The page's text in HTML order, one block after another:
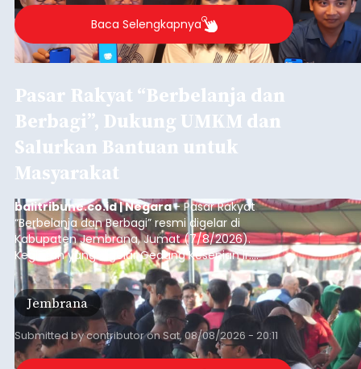
Baca Selengkapnya
Pasar Rakyat “Berbelanja dan
Berbagi”, Dukung UMKM dan
Salurkan Bantuan untuk
Masyarakat
balitribune.co.id | Negara- Pasar Rakyat
“Berbelanja dan Berbagi” resmi digelar di
Kabupaten Jembrana, Jumat (7/8/2026).
Kegiatan yang digelar Gedung Kesenian Ir.
Soekarno ini memadukan pemberdayaan
ekonomi masyarakat dengan aksi sosial tersebut
mendapat antusiasme tinggi dan mencatat nilai
transaksi mencapai Rp672.733.200.
Jembrana
Submitted bycontributoronSat, 08/08/2026 - 20:11